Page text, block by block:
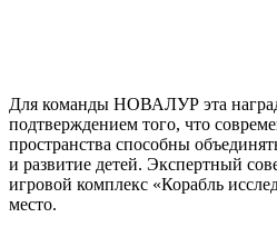
Для команды НОВАЛУР эта
подтверждением того, что
пространства способны
и развитие детей. Экспертный
игровой комплекс «Корабль
место.